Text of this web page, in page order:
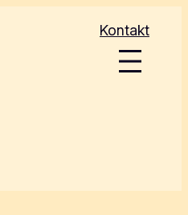
Kontakt